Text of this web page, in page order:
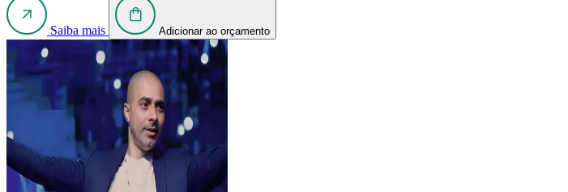
Saiba mais Adicionar ao orçamento